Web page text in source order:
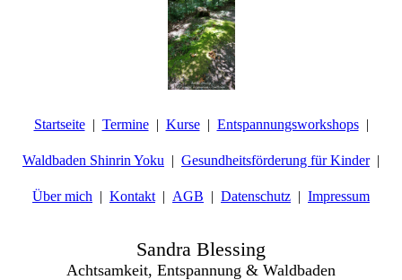
Startseite Termine Kurse Entspannungsworkshops
Waldbaden Shinrin Yoku Gesundheitsförderung für Kinder
Über mich Kontakt AGB Datenschutz Impressum
Sandra Blessing
Achtsamkeit, Entspannung & Waldbaden